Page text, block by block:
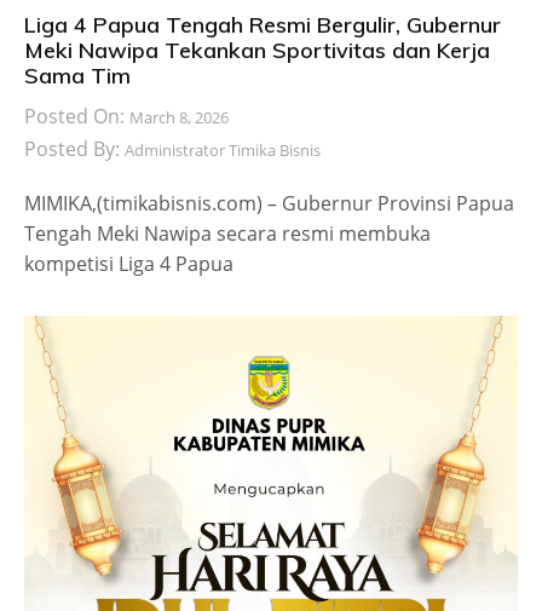
Liga 4 Papua Tengah Resmi Bergulir, Gubernur
Meki Nawipa Tekankan Sportivitas dan Kerja
Sama Tim
Posted On: March 8, 2026
Posted By: Administrator Timika Bisnis
MIMIKA,(timikabisnis.com) – Gubernur Provinsi Papua
Tengah Meki Nawipa secara resmi membuka
kompetisi Liga 4 Papua